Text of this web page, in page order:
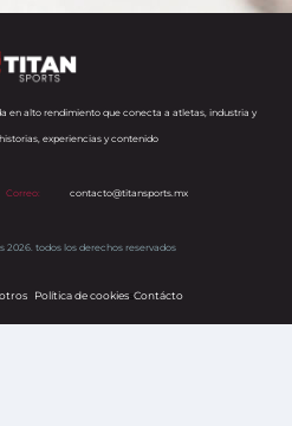
en alto rendimiento que conecta a atletas, industria y
experiencias y contenido
Correo: contacto@titansports.mx
2026. todos los derechos reservados
Política de cookiess Contácto